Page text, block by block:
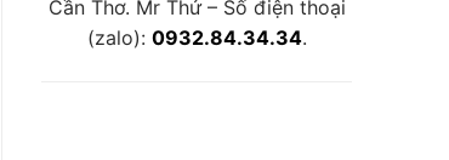
Cần Thơ. Mr Thử – Số điện thoại
(zalo): 0932.84.34.34.